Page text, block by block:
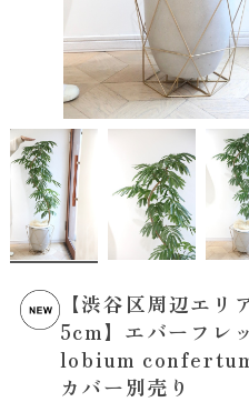
【渋谷区周辺エ
5cm】エバーフ
lobium
カバー別売り